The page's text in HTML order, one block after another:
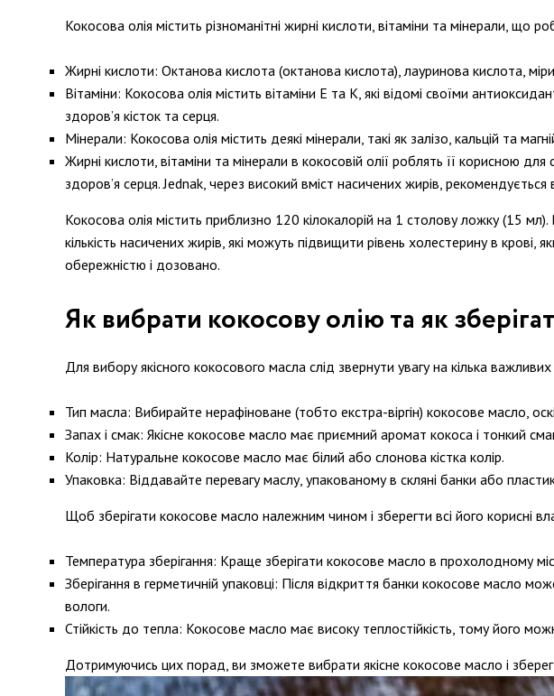
Кокосова олія містить різноманітні жирні кислоти, вітаміни та мінерали, що
Жирні кислоти: Октанова кислота (октанова кислота), лауринова кислота,
Вітаміни: Кокосова олія містить вітаміни Е та К, які відомі своїми
здоров’я кісток та серця.
Мінерали: Кокосова олія містить деякі мінерали, такі як залізо, кальцій та
Жирні кислоти, вітаміни та мінерали в кокосовій олії роблять її корисною
здоров’я серця. Jednak, через високий вміст насичених жирів, рекомендується
Кокосова олія містить приблизно 120 кілокалорій на 1 столову ложку (15
кількість насичених жирів, які можуть підвищити рівень холестерину в
обережністю і дозовано.
Як вибрати кокосову олію та як
Для вибору якісного кокосового масла слід звернути увагу на кілька
Тип масла: Вибирайте нерафіноване (тобто екстра-віргін) кокосове масло,
Запах і смак: Якісне кокосове масло має приємний аромат кокоса і тонкий
Колір: Натуральне кокосове масло має білий або слонова кістка колір.
Упаковка: Віддавайте перевагу маслу, упакованому в скляні банки або
Щоб зберігати кокосове масло належним чином і зберегти всі його корисні
Температура зберігання: Краще зберігати кокосове масло в прохолодному
Зберігання в герметичній упаковці: Після відкриття банки кокосове масло
вологи.
Стійкість до тепла: Кокосове масло має високу теплостійкість, тому його
Дотримуючись цих порад, ви зможете вибрати якісне кокосове масло і